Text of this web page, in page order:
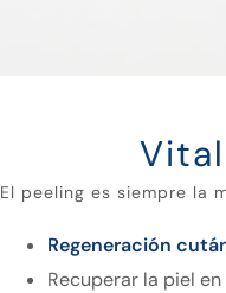
El peeling es siempre la
Regeneración
Recuperar la piel